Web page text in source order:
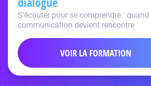
S'écouter pour se comprendre : quand
communication devient rencontre
VOIR LA FORMATION